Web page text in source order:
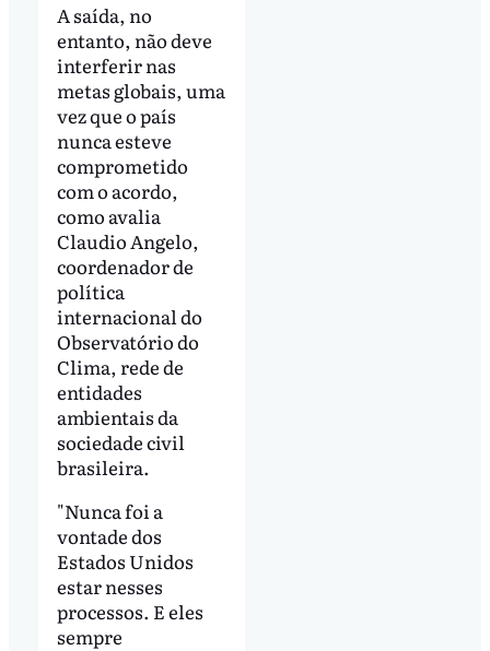
A saída, no
entanto, não deve
interferir nas
metas globais, uma
vez que o país
nunca esteve
comprometido
com o acordo,
como avalia
Claudio Angelo,
coordenador de
política
internacional do
Observatório do
Clima, rede de
entidades
ambientais da
sociedade civil
brasileira.
"Nunca foi a
vontade dos
Estados Unidos
estar nesses
processos. E eles
sempre